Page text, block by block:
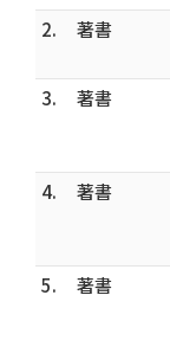
2.
著書
3.
著書
4.
著書
5.
著書